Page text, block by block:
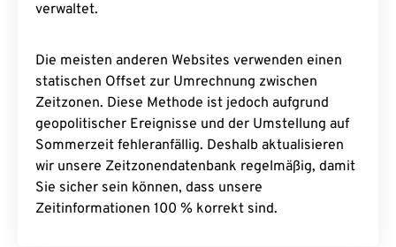
verwaltet.
Die meisten anderen Websites verwenden einen
statischen Offset zur Umrechnung zwischen
Zeitzonen. Diese Methode ist jedoch aufgrund
geopolitischer Ereignisse und der Umstellung auf
Sommerzeit fehleranfällig. Deshalb aktualisieren
wir unsere Zeitzonendatenbank regelmäßig, damit
Sie sicher sein können, dass unsere
Zeitinformationen 100 % korrekt sind.